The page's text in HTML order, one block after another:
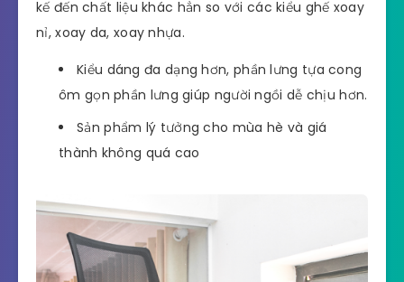
kế đến chất liệu khác hẳn so với các kiểu ghế xoay
nỉ, xoay da, xoay nhựa.
Kiểu dáng đa dạng hơn, phần lưng tựa cong
ôm gọn phần lưng giúp người ngồi dễ chịu hơn.
Sản phẩm lý tưởng cho mùa hè và giá
thành không quá cao